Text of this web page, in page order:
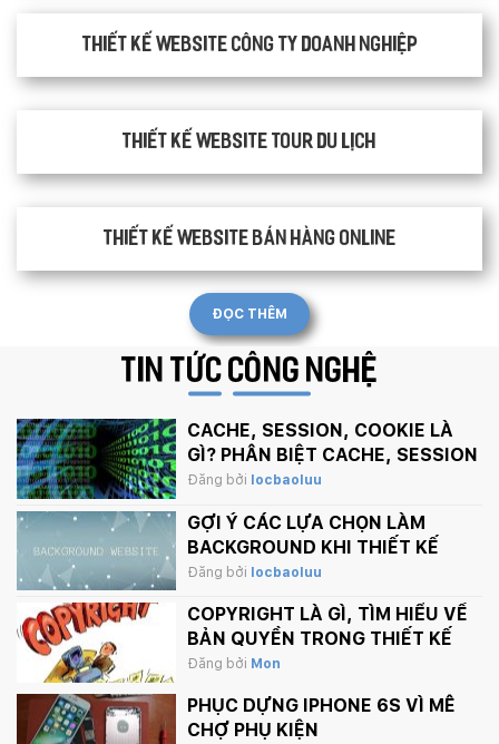
Thiết kế website công ty doanh nghiệp
Thiết kế website tour du lịch
Thiết kế website bán hàng Online
ĐỌC THÊM
TIN TỨCCÔNG NGHỆ
CACHE, SESSION, COOKIE LÀ
GÌ? PHÂN BIỆT CACHE, SESSION
VÀ COOKIE
Đăng bởi locbaoluu
GỢI Ý CÁC LỰA CHỌN LÀM
BACKGROUND KHI THIẾT KẾ
WEBSITE
Đăng bởi locbaoluu
COPYRIGHT LÀ GÌ, TÌM HIỂU VỀ
BẢN QUYỀN TRONG THIẾT KẾ
Đăng bởi Mon
PHỤC DỰNG IPHONE 6S VÌ MÊ
CHỢ PHỤ KIỆN